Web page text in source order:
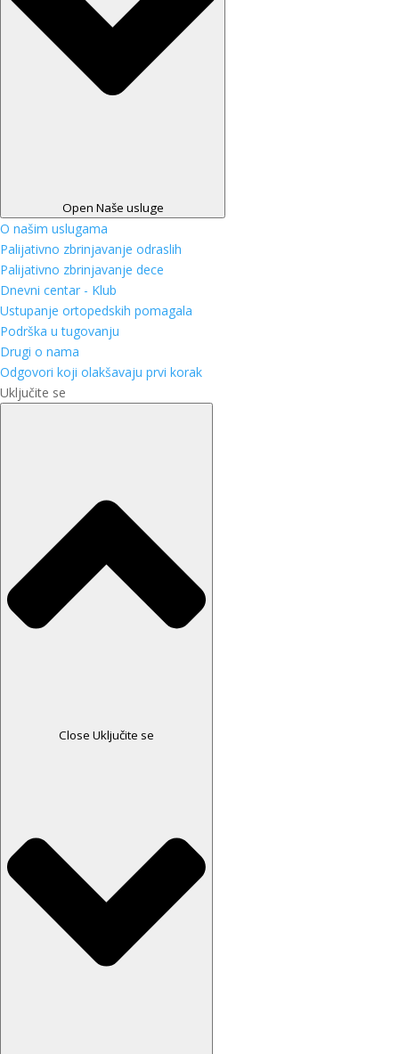
Open Naše usluge
O našim uslugama
Palijativno zbrinjavanje odraslih
Palijativno zbrinjavanje dece
Dnevni centar - Klub
Ustupanje ortopedskih pomagala
Podrška u tugovanju
Drugi o nama
Odgovori koji olakšavaju prvi korak
Uključite se
Close Uključite se